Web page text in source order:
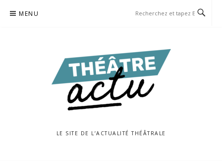
MENU
LE SITE DE L’ACTUALITÉ THÉÂTRALE